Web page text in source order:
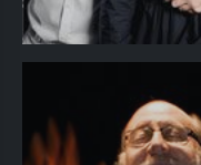
jeudi28